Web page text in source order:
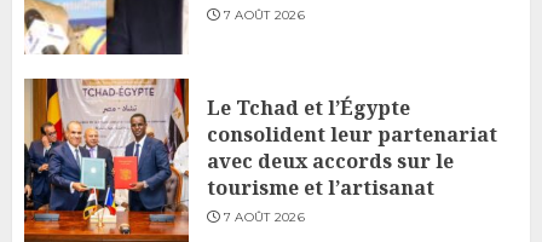
7 AOÛT 2026
Le Tchad et l’Égypte
consolident leur partenariat
avec deux accords sur le
tourisme et l’artisanat
7 AOÛT 2026